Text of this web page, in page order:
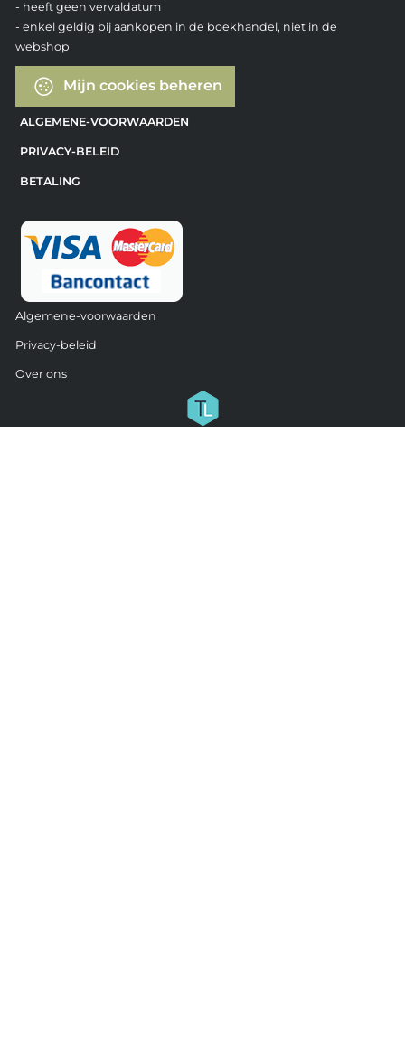
- heeft geen vervaldatum
- enkel geldig bij aankopen in de boekhandel, niet in de
webshop
Mijn cookies beheren
ALGEMENE-VOORWAARDEN
PRIVACY-BELEID
BETALING
Algemene-voorwaarden
Privacy-beleid
Over ons